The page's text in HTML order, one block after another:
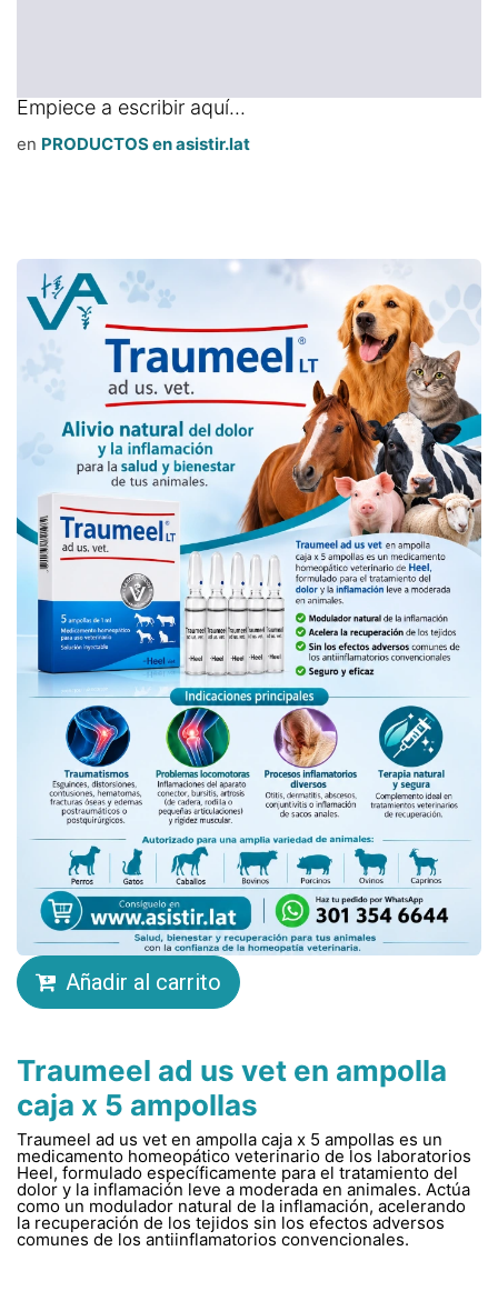
Empiece a escribir aquí...
en PRODUCTOS en asistir.lat
Añadir al carrito
Traumeel ad us vet en ampolla
caja x 5 ampollas
Traumeel ad us vet en ampolla caja x 5 ampollas es un
medicamento homeopático veterinario de los laboratorios
Heel, formulado específicamente para el tratamiento del
dolor y la inflamación leve a moderada en animales. Actúa
como un modulador natural de la inflamación, acelerando
la recuperación de los tejidos sin los efectos adversos
comunes de los antiinflamatorios convencionales.